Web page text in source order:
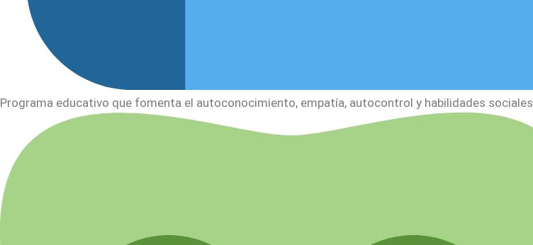
Programa educativo que fomenta el autoconocimiento, empatía, autocontrol y habilidades sociales